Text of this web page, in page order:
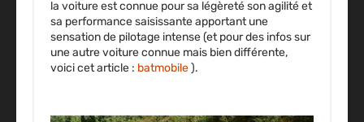
la voiture est connue poursa légèretésonagilité et
sa performancesaisissante apportant une
sensation de pilotage intense (et pour des infos sur
une autre voiture connue mais bien différente,
voici cet article : batmobile).